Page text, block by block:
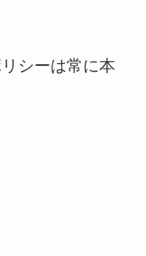
シーは常に本